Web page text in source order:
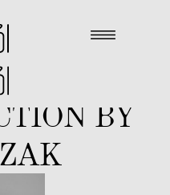
BY